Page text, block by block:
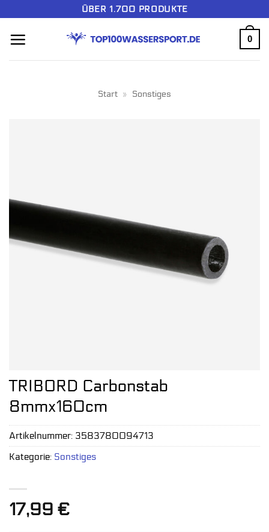
springen
ÜBER 1.700 PRODUKTE
0
Start » Sonstiges
TRIBORD Carbonstab
8mmx160cm
17,99 €
Artikelnummer: 3583780094713
Kategorie: Sonstiges